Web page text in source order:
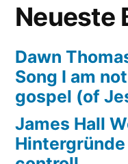
Neueste
Dawn
Song I am
gospel (of
James Hall